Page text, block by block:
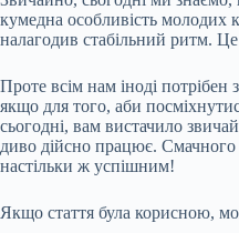
кумедна особливість молодих
налагодив стабільний ритм.
Проте всім нам іноді потрібен
якщо для того, аби
сьогодні, вам вистачило
диво дійсно працює. Смачного
настільки ж успішним!
Якщо стаття була корисною,